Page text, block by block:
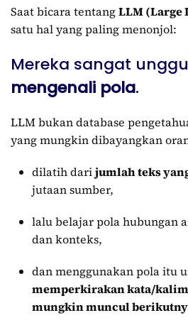
Saat bicara tentangLLM (Large
satu hal yang paling menonjol:
Mereka sangat
mengenali pola.
LLM bukan database
yang mungkin dibayangkan
dilatih darijumlah teks
jutaan sumber,
lalu belajar pola hubungan
dan konteks,
dan menggunakan pola itu
memperkirakan kata/
mungkin muncul